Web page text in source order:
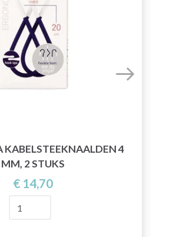
KABELSTEEKNAALDEN 4
MM, 2 STUKS
€ 14,70